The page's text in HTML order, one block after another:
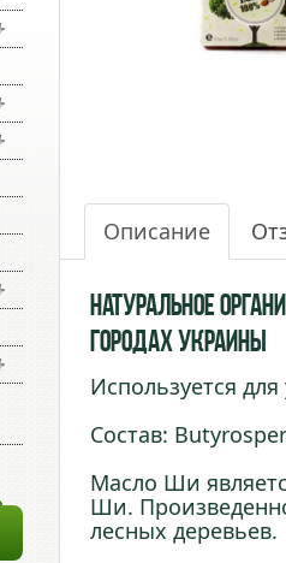
Описание
Натуральное
городах Украины
Используется
Состав:
Масло Ши
Ши.
лесных деревьев.